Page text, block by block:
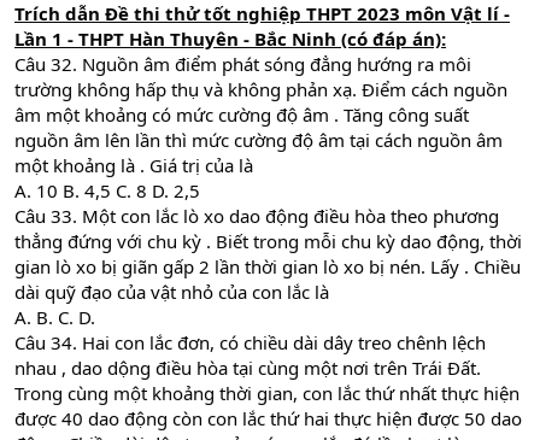
Trích dẫn Đề thi thử tốt nghiệp THPT 2023 môn Vật lí -
Lần 1 - THPT Hàn Thuyên - Bắc Ninh (có đáp án):
Câu 32. Nguồn âm điểm phát sóng đẳng hướng ra môi
trường không hấp thụ và không phản xạ. Điểm cách nguồn
âm một khoảng có mức cường độ âm . Tăng công suất
nguồn âm lên lần thì mức cường độ âm tại cách nguồn âm
một khoảng là . Giá trị của là
A. 10 B. 4,5 C. 8 D. 2,5
Câu 33. Một con lắc lò xo dao động điều hòa theo phương
thẳng đứng với chu kỳ . Biết trong mỗi chu kỳ dao động, thời
gian lò xo bị giãn gấp 2 lần thời gian lò xo bị nén. Lấy . Chiều
dài quỹ đạo của vật nhỏ của con lắc là
A. B. C. D.
Câu 34. Hai con lắc đơn, có chiều dài dây treo chênh lệch
nhau , dao dộng điều hòa tại cùng một nơi trên Trái Đất.
Trong cùng một khoảng thời gian, con lắc thứ nhất thực hiện
được 40 dao động còn con lắc thứ hai thực hiện được 50 dao